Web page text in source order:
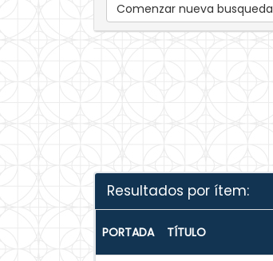
Comenzar nueva busqueda
Resultados por ítem:
PORTADA TÍTULO